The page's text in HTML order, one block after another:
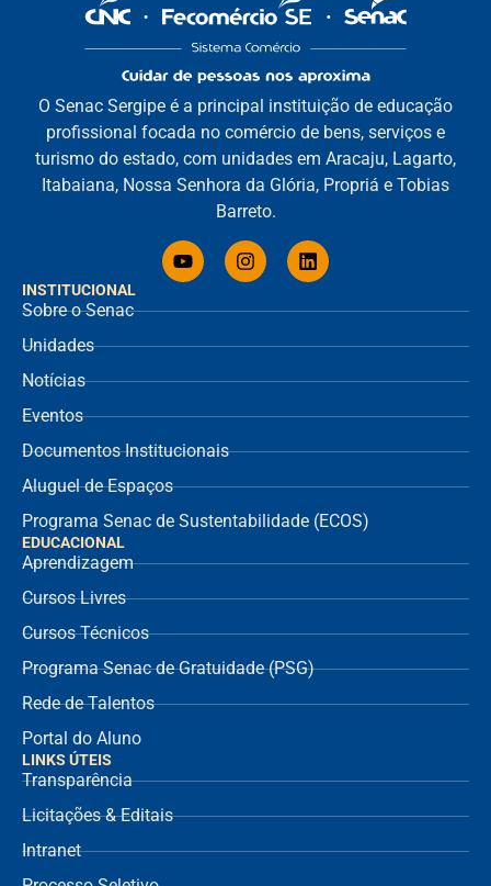
INSTITUCIONAL
Sobre o Senac
Unidades
Notícias
Eventos
Documentos Institucionais
Aluguel de Espaços
Programa Senac de Sustentabilidade (ECOS)
EDUCACIONAL
Aprendizagem
Cursos Livres
Cursos Técnicos
Programa Senac de Gratuidade (PSG)
Rede de Talentos
Portal do Aluno
O Senac Sergipe é a principal instituição de educação
profissional focada no comércio de bens, serviços e
turismo do estado, com unidades em Aracaju, Lagarto,
Itabaiana, Nossa Senhora da Glória, Propriá e Tobias
Barreto.
LINKS ÚTEIS
Transparência
Licitações & Editais
Intranet